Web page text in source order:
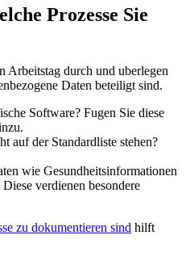
Prozesse Sie
Arbeitstag durch und uberlegen
Daten beteiligt sind.
Software? Fugen Sie diese
auf der Standardliste stehen?
wie Gesundheitsinformationen
verdienen besondere
zu dokumentieren sind hilft